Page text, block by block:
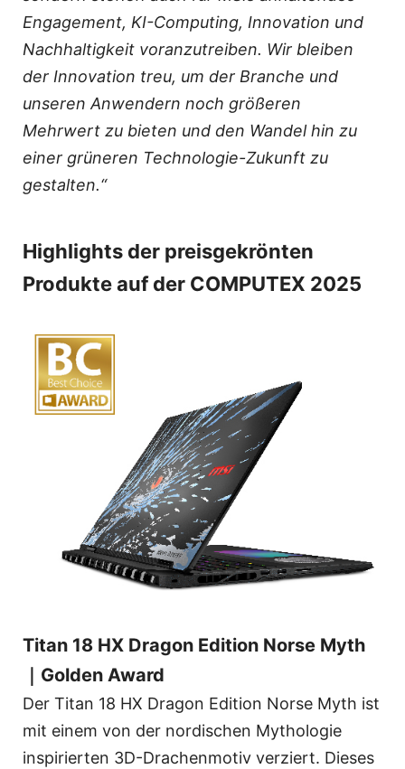
Engagement, KI-Computing, Innovation und
Nachhaltigkeit voranzutreiben. Wir bleiben
der Innovation treu, um der Branche und
unseren Anwendern noch größeren
Mehrwert zu bieten und den Wandel hin zu
einer grüneren Technologie-Zukunft zu
gestalten.“
Highlights der preisgekrönten
Produkte auf der COMPUTEX 2025
Titan 18 HX Dragon Edition Norse Myth
｜Golden Award
Der Titan 18 HX Dragon Edition Norse Myth ist
mit einem von der nordischen Mythologie
inspirierten 3D-Drachenmotiv verziert. Dieses